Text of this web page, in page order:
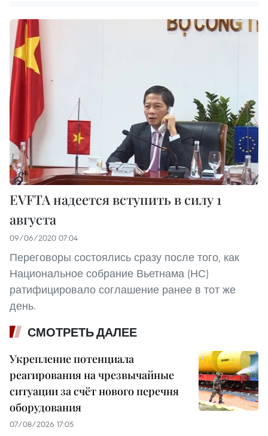
EVFTA надеется вступить в силу 1
августа
09/06/2020 07:04
Переговоры состоялись сразу после того, как
Национальное собрание Вьетнама (НС)
ратифицировало соглашение ранее в тот же
день.
СМОТРЕТЬ ДАЛЕЕ
Укрепление потенциала
реагирования на чрезвычайные
ситуации за счёт нового перечня
оборудования
07/08/2026 17:05